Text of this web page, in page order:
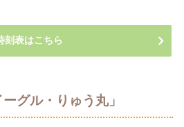
刻表はこちら
グル・りゅう丸」